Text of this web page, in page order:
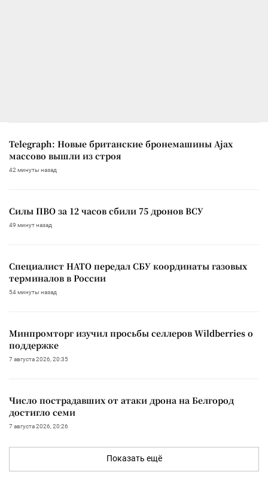
Telegraph: Новые британские бронемашины Ajax
массово вышли из строя
42 минуты назад
Силы ПВО за 12 часов сбили 75 дронов ВСУ
49 минут назад
Специалист НАТО передал СБУ координаты газовых
терминалов в России
54 минуты назад
Минпромторг изучил просьбы селлеров Wildberries о
поддержке
7 августа 2026, 20:35
Число пострадавших от атаки дрона на Белгород
достигло семи
7 августа 2026, 20:26
Показать ещё